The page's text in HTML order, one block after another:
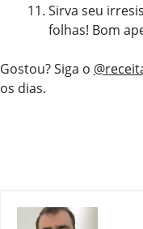
Sirva seu
folhas! Bom
Gostou? Siga o
os dias.